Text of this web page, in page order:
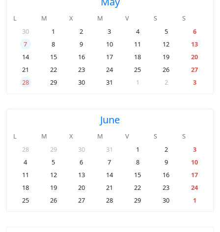
L M X M V S
S
30
1 2 3 4 5
6
7
8 9 10 11 12
13
14
15 16 17 18 19
20
21
22 23 24 25 26
27
28
29 30 31 1 2 3
June
L M X M V S
S
28
29 30 31 1 2
3
4
5 6 7 8 9
10
11
12 13 14 15 16
17
18
19 20 21 22 23
24
25
26 27 28 29 30 1